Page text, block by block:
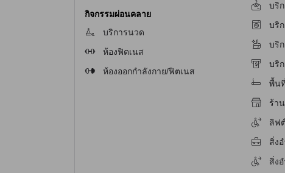
โรงแรมเนวาดาให้บริการสิ่งอำนวยความสะดวกมาก
พื้นที่สาธารณะ นอกจากนี้ยังมีพื้นที่สูบบุหรี่ที่กำหนดไว้
สิ่งอำนวยความสะดวกในการเดินทางที่ โรงแรมเนวาดา
โรงแรมเนวาดาให้บริการสิ่งอำนวยความสะดวกในก
ผู้เข้าพักที่มาด้วยรถส่วนตัว ซึ่งที่จอดรถมีจำนวนเพียง
ในเมืองอุบลราชธานี นอกจากนี้ยังมีบริการแท็กซี่ภาย
โรงแรมเนวาดา
กิจกรรมผ่อนคลาย
บริการนวด
ห้องฟิตเนส
ห้องออกกำลังกาย/ฟิตเนส
บริ
บริ
บริ
บริ
พื้น
ร้า
ลิฟต์
สิ่ง
สิ่ง